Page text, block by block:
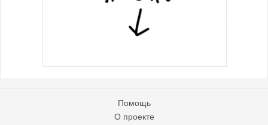
Помощь
О проекте